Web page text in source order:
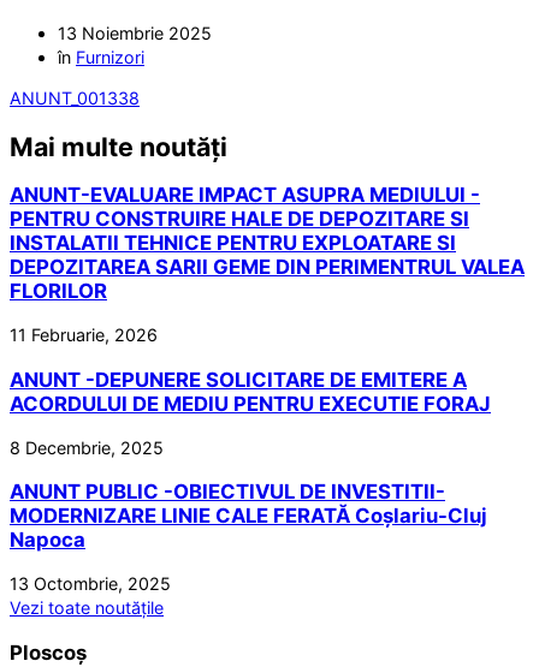
13 Noiembrie 2025
în Furnizori
ANUNT_001338
Mai multe noutăți
ANUNT-EVALUARE IMPACT ASUPRA MEDIULUI -
PENTRU CONSTRUIRE HALE DE DEPOZITARE SI
INSTALATII TEHNICE PENTRU EXPLOATARE SI
DEPOZITAREA SARII GEME DIN PERIMENTRUL VALEA
FLORILOR
11 Februarie, 2026
ANUNT -DEPUNERE SOLICITARE DE EMITERE A
ACORDULUI DE MEDIU PENTRU EXECUTIE FORAJ
8 Decembrie, 2025
ANUNT PUBLIC -OBIECTIVUL DE INVESTITII-
MODERNIZARE LINIE CALE FERATĂ Coșlariu-Cluj
Napoca
13 Octombrie, 2025
Vezi toate noutățile
Ploscoș